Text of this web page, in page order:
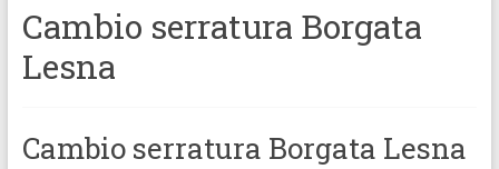
Cambio serratura Borgata
Lesna
Cambio serratura Borgata Lesna